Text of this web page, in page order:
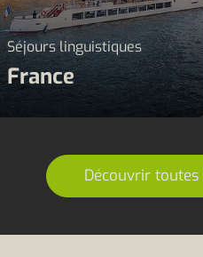
Séjours linguistiques
France
Découvrir